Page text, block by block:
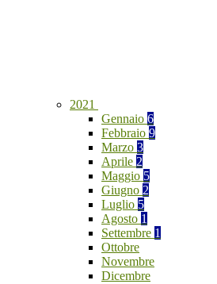
2021
Gennaio 6
Febbraio 9
Marzo 3
Aprile 2
Maggio 5
Giugno 2
Luglio 5
Agosto 1
Settembre 1
Ottobre
Novembre
Dicembre